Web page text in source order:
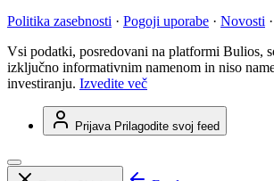
Politika zasebnosti · Pogoji uporabe · Novosti ·
Vsi podatki, posredovani na platformi Bulios,
izključno informativnim namenom in niso
investiranju. Izvedite več
Prijava Prilagodite svoj feed